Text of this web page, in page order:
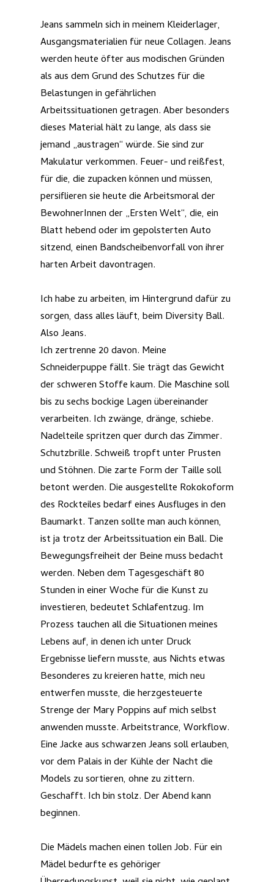
Jeans sammeln sich in meinem Kleiderlager,
Ausgangsmaterialien für neue Collagen. Jeans
werden heute öfter aus modischen Gründen
als aus dem Grund des Schutzes für die
Belastungen in gefährlichen
Arbeitssituationen getragen. Aber besonders
dieses Material hält zu lange, als dass sie
jemand „austragen“ würde. Sie sind zur
Makulatur verkommen. Feuer- und reißfest,
für die, die zupacken können und müssen,
persiflieren sie heute die Arbeitsmoral der
BewohnerInnen der „Ersten Welt“, die, ein
Blatt hebend oder im gepolsterten Auto
sitzend, einen Bandscheibenvorfall von ihrer
harten Arbeit davontragen.
Ich habe zu arbeiten, im Hintergrund dafür zu
sorgen, dass alles läuft, beim Diversity Ball.
Also Jeans.
Ich zertrenne 20 davon. Meine
Schneiderpuppe fällt. Sie trägt das Gewicht
der schweren Stoffe kaum. Die Maschine soll
bis zu sechs bockige Lagen übereinander
verarbeiten. Ich zwänge, dränge, schiebe.
Nadelteile spritzen quer durch das Zimmer.
Schutzbrille. Schweiß tropft unter Prusten
und Stöhnen. Die zarte Form der Taille soll
betont werden. Die ausgestellte Rokokoform
des Rockteiles bedarf eines Ausfluges in den
Baumarkt. Tanzen sollte man auch können,
ist ja trotz der Arbeitssituation ein Ball. Die
Bewegungsfreiheit der Beine muss bedacht
werden. Neben dem Tagesgeschäft 80
Stunden in einer Woche für die Kunst zu
investieren, bedeutet Schlafentzug. Im
Prozess tauchen all die Situationen meines
Lebens auf, in denen ich unter Druck
Ergebnisse liefern musste, aus Nichts etwas
Besonderes zu kreieren hatte, mich neu
entwerfen musste, die herzgesteuerte
Strenge der Mary Poppins auf mich selbst
anwenden musste. Arbeitstrance, Workflow.
Eine Jacke aus schwarzen Jeans soll erlauben,
vor dem Palais in der Kühle der Nacht die
Models zu sortieren, ohne zu zittern.
Geschafft. Ich bin stolz. Der Abend kann
beginnen.
Die Mädels machen einen tollen Job. Für ein
Mädel bedurfte es gehöriger